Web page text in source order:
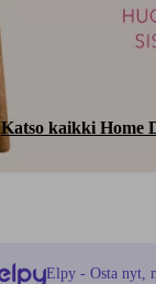
Katso kaikki Home
Elpy - Osta nyt,